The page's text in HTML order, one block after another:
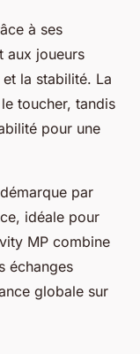
à ses
aux joueurs
la stabilité. La
toucher, tandis
pour une
par
idéale pour
MP combine
échanges
globale sur